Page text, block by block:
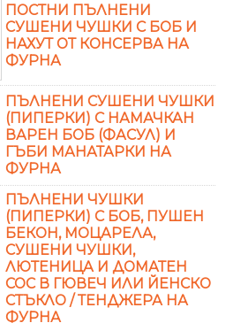
ПОСТНИ ПЪЛНЕНИ
СУШЕНИ ЧУШКИ С БОБ И
НАХУТ ОТ КОНСЕРВА НА
ФУРНА
ПЪЛНЕНИ СУШЕНИ ЧУШКИ
(ПИПЕРКИ) С НАМАЧКАН
ВАРЕН БОБ (ФАСУЛ) И
ГЪБИ МАНАТАРКИ НА
ФУРНА
ПЪЛНЕНИ ЧУШКИ
(ПИПЕРКИ) С БОБ, ПУШЕН
БЕКОН, МОЦАРЕЛА,
СУШЕНИ ЧУШКИ,
ЛЮТЕНИЦА И ДОМАТЕН
СОС В ГЮВЕЧ ИЛИ ЙЕНСКО
СТЪКЛО / ТЕНДЖЕРА НА
ФУРНА